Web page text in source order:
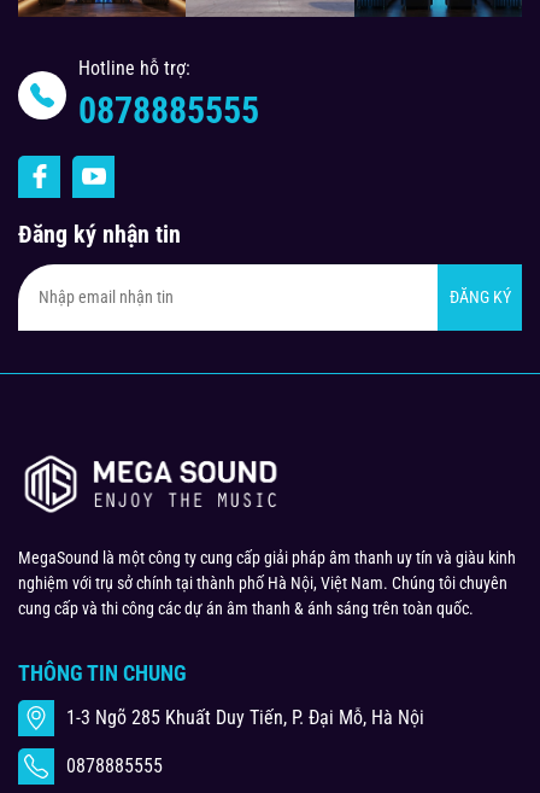
Hotline hỗ trợ:
0878885555
Đăng ký nhận tin
ĐĂNG KÝ
MegaSound là một công ty cung cấp giải pháp âm thanh uy tín và giàu kinh
nghiệm với trụ sở chính tại thành phố Hà Nội, Việt Nam. Chúng tôi chuyên
cung cấp và thi công các dự án âm thanh & ánh sáng trên toàn quốc.
THÔNG TIN CHUNG
1-3 Ngõ 285 Khuất Duy Tiến, P. Đại Mỗ, Hà Nội
0878885555